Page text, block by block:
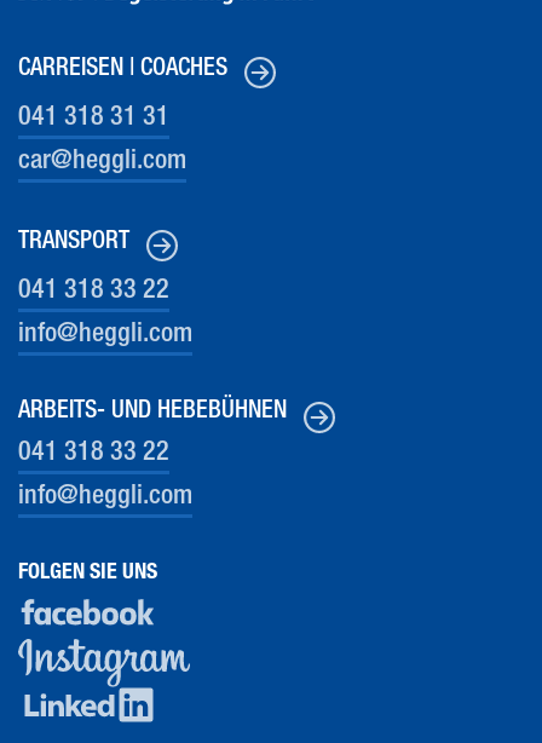
CARREISEN | COACHES
041 318 31 31
car@heggli.com
TRANSPORT
041 318 33 22
info@heggli.com
ARBEITS- UND HEBEBÜHNEN
041 318 33 22
info@heggli.com
FOLGEN SIE UNS